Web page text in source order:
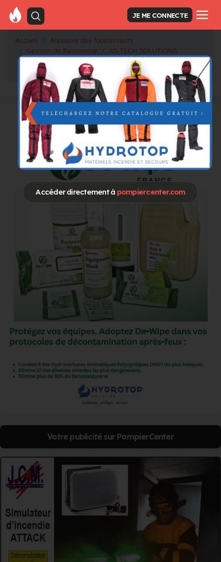
Accéder directement à pompiercenter.com
JE ME CONNECTE
Accueil
Annuaire des fournisseurs
Gestion de Patrimoine
AS-TECH SOLUTIONS
🎬 Pour revivre les moments forts du salon des SDIS à
Mâcon, découvrez notre vidéo récapitulative ! 👇
Votre publicité sur PompierCenter